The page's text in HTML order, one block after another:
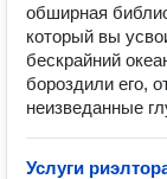
обширная
который вы
бескрайний
бороздили его,
неизведанные
Услуги